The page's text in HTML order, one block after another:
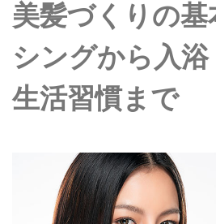
美髪づくりの基
シングから入
生活習慣まで